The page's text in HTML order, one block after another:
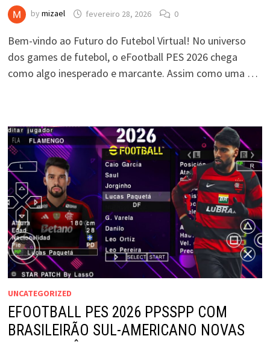
by mizael fevereiro 28, 2026 0
Bem-vindo ao Futuro do Futebol Virtual! No universo
dos games de futebol, o eFootball PES 2026 chega
como algo inesperado e marcante. Assim como uma …
UNCATEGORIZED
EFOOTBALL PES 2026 PPSSPP COM
BRASILEIRÃO SUL-AMERICANO NOVAS